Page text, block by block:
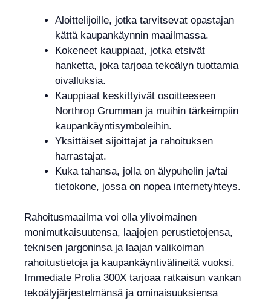
Aloittelijoille, jotka tarvitsevat opastajan
kättä kaupankäynnin maailmassa.
Kokeneet kauppiaat, jotka etsivät
hanketta, joka tarjoaa tekoälyn tuottamia
oivalluksia.
Kauppiaat keskittyivät osoitteeseen
Northrop Grumman ja muihin tärkeimpiin
kaupankäyntisymboleihin.
Yksittäiset sijoittajat ja rahoituksen
harrastajat.
Kuka tahansa, jolla on älypuhelin ja/tai
tietokone, jossa on nopea internetyhteys.
Rahoitusmaailma voi olla ylivoimainen
monimutkaisuutensa, laajojen perustietojensa,
teknisen jargoninsa ja laajan valikoiman
rahoitustietoja ja kaupankäyntivälineitä vuoksi.
Immediate Prolia 300X tarjoaa ratkaisun vankan
tekoälyjärjestelmänsä ja ominaisuuksiensa